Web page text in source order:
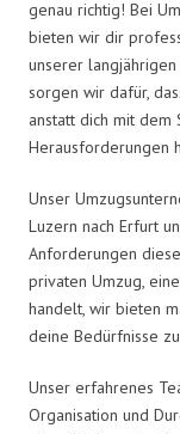
genau richtig! Bei
bieten wir dir
unserer
sorgen wir dafür,
anstatt dich mit dem
Herausforderungen
Unser
Luzern nach Erfurt
Anforderungen
privaten Umzug,
handelt, wir bieten
deine Bedürfnisse
Unser erfahrenes
Organisation und